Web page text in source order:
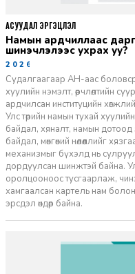
Намын ардчиллаас даргын засаглал: Эрх зүйн
шинэчлэлээс ухрах уу?
2026-07-08
Судалгаагаар АН-аас
хуулийн нэмэлт, өөрчлөлтийн
ардчилсан институцийн
Улс төрийн намын тухай
байдал, хяналт, намын дотоод
байдал, мөнгөний нөлөөллийг
механизмыг бүхэлд нь
дордуулсан шинжтэй байна.
оролцооноос тусгаарлаж,
хамгаалсан картель нам
эрсдэл өндөр байна.
АСУУДАЛ ЭРГЭЦҮҮЛЭЛ